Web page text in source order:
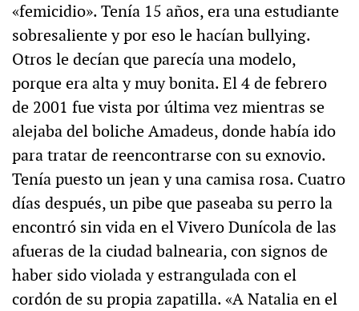
«femicidio». Tenía 15 años, era una estudiante
sobresaliente y por eso le hacían bullying.
Otros le decían que parecía una modelo,
porque era alta y muy bonita. El 4 de febrero
de 2001 fue vista por última vez mientras se
alejaba del boliche Amadeus, donde había ido
para tratar de reencontrarse con su exnovio.
Tenía puesto un jean y una camisa rosa. Cuatro
días después, un pibe que paseaba su perro la
encontró sin vida en el Vivero Dunícola de las
afueras de la ciudad balnearia, con signos de
haber sido violada y estrangulada con el
cordón de su propia zapatilla. «A Natalia en el